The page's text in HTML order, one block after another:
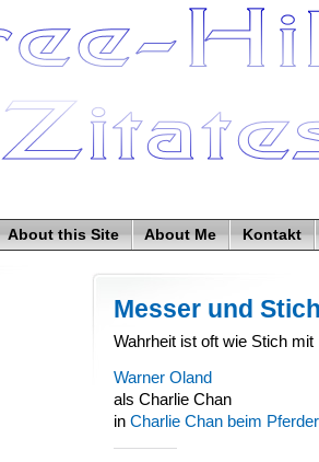
About this Site About Me Kontakt
Messer und
Wahrheit ist oft wie Stich
Warner Oland
als Charlie Chan
in Charlie Chan beim